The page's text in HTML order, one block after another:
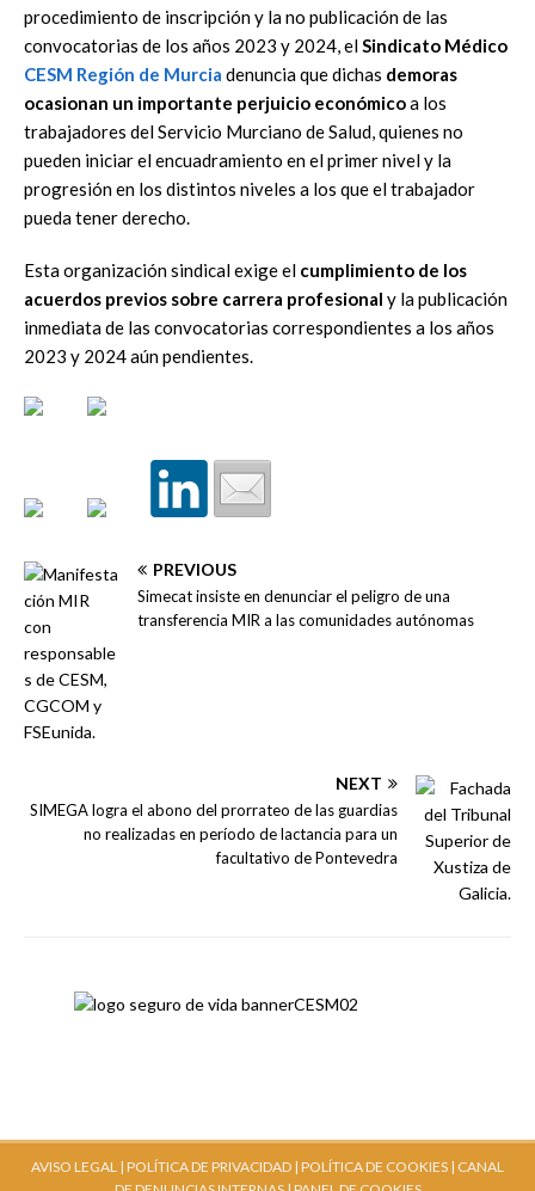
procedimiento de inscripción y la no publicación de las
convocatorias de los años 2023 y 2024, elSindicato Médico
CESM Región de Murcia denuncia que dichas demoras
ocasionan un importante perjuicio económicoa los
trabajadores del Servicio Murciano de Salud, quienes no
pueden iniciar el encuadramiento en el primer nivel y la
progresión en los distintos niveles a los que el trabajador
pueda tener derecho.
Esta organización sindical exige el cumplimiento de los
acuerdos previos sobre carrera profesional y la publicación
inmediata de las convocatorias correspondientes a los años
2023 y 2024 aún pendientes.
PREVIOUS
Simecat insiste en denunciar el peligro de una
transferencia MIR a las comunidades autónomas
NEXT
SIMEGA logra el abono del prorrateo de las guardias
no realizadas en período de lactancia para un
facultativo de Pontevedra
AVISO LEGAL | POLÍTICA DE PRIVACIDAD | POLÍTICA DE COOKIES | CANAL